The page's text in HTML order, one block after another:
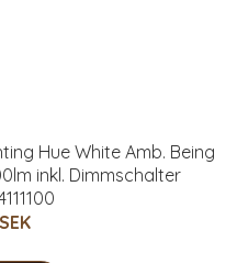
Hue White Amb. Being
inkl. Dimmschalter